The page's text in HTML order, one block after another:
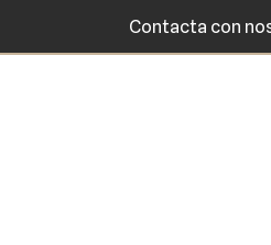
Contacta con